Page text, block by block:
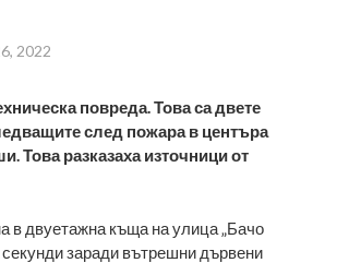
2022
повреда. Това са двете
след пожара в центъра
Това разказаха източници от
в двуетажна къща на улица „Бачо
секунди заради вътрешни дървени